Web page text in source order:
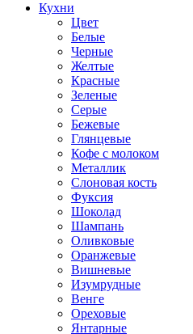
Кухни
Цвет
Белые
Черные
Желтые
Красные
Зеленые
Серые
Бежевые
Глянцевые
Кофе с молоком
Металлик
Слоновая кость
Фуксия
Шоколад
Шампань
Оливковые
Оранжевые
Вишневые
Изумрудные
Венге
Ореховые
Янтарные